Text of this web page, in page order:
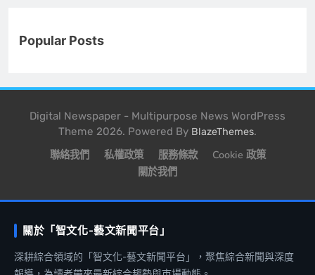
Popular Posts
Digital Newspaper - Multipurpose News WordPress
Theme 2026. Powered By BlazeThemes.
聯絡我們 私權政策 服務條款
Cookie 政策
關於我們
關於「智文化-藝文新聞平台」
深耕綜合領域的「智文化-藝文新聞平台」，聚焦綜合新聞與深度